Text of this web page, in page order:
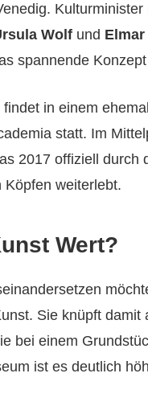
Kulturminister
Wolf und Elmar
spannende
in einem
statt. Im
2017 offiziell durch
Köpfen weiterlebt.
Wert?
Sie knüpft
bei einem
ist es deutlich